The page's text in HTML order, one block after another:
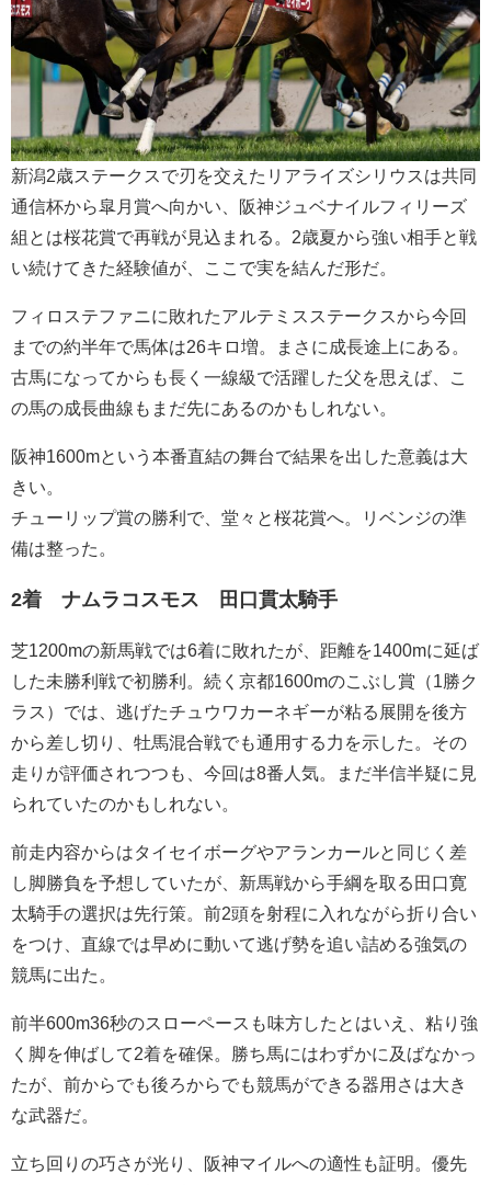
新潟2歳ステークスで刃を交えたリアライズシリウスは共同
通信杯から皐月賞へ向かい、阪神ジュベナイルフィリーズ
組とは桜花賞で再戦が見込まれる。2歳夏から強い相手と戦
い続けてきた経験値が、ここで実を結んだ形だ。
フィロステファニに敗れたアルテミスステークスから今回
までの約半年で馬体は26キロ増。まさに成長途上にある。
古馬になってからも長く一線級で活躍した父を思えば、こ
の馬の成長曲線もまだ先にあるのかもしれない。
阪神1600mという本番直結の舞台で結果を出した意義は大
きい。
チューリップ賞の勝利で、堂々と桜花賞へ。リベンジの準
備は整った。
2着 ナムラコスモス 田口貫太騎手
芝1200mの新馬戦では6着に敗れたが、距離を1400mに延ば
した未勝利戦で初勝利。続く京都1600mのこぶし賞（1勝ク
ラス）では、逃げたチュウワカーネギーが粘る展開を後方
から差し切り、牡馬混合戦でも通用する力を示した。その
走りが評価されつつも、今回は8番人気。まだ半信半疑に見
られていたのかもしれない。
前走内容からはタイセイボーグやアランカールと同じく差
し脚勝負を予想していたが、新馬戦から手綱を取る田口寛
太騎手の選択は先行策。前2頭を射程に入れながら折り合い
をつけ、直線では早めに動いて逃げ勢を追い詰める強気の
競馬に出た。
前半600m36秒のスローペースも味方したとはいえ、粘り強
く脚を伸ばして2着を確保。勝ち馬にはわずかに及ばなかっ
たが、前からでも後ろからでも競馬ができる器用さは大き
な武器だ。
立ち回りの巧さが光り、阪神マイルへの適性も証明。優先